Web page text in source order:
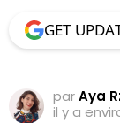
GET
parAya
il y a